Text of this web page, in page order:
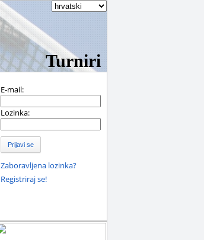
Turniri
E-mail:
Lozinka:
Prijavi se
Zaboravljena lozinka?
Registriraj se!